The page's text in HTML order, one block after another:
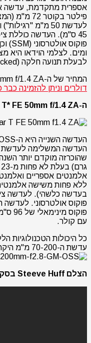
פילטר
לעדשת 50 מ"מ
ומים. לצלמי הוידאו
לבעלת תנועה חלקה (De-Clicked).
המחיר של ה-Sony Planar T* FE 50mm f/1.4 ZA יעמוד על
דולרים וניתן להזמינה
ה-Sony Planar T* FE 50mm f/1.4 ZA
פוקוס אולטרסוני. לעדשה
עם קולר.
כל היכולות הטכנולוגיות
עדשת ה-70-200 מ"מ היקרה בשוק –
הצלם Steeve Huff בסקירונת קצרה על שתי העדשות